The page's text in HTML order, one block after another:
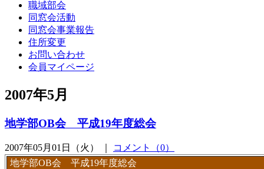
職域部会
同窓会活動
同窓会事業報告
住所変更
お問い合わせ
会員マイページ
2007年5月
地学部OB会 平成19年度総会
2007年05月01日（火） ｜
コメント（0）
地学部OB会 平成19年度総会